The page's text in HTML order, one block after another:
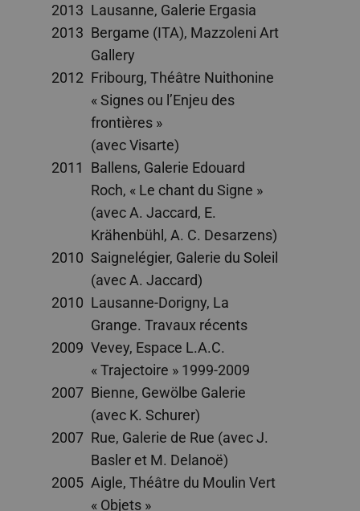
2013 Lausanne, Galerie Ergasia
2013 Bergame (ITA), Mazzoleni Art
Gallery
2012 Fribourg, Théâtre Nuithonine
« Signes ou l’Enjeu des
frontières »
(avec Visarte)
2011
Ballens, Galerie Edouard
Roch, « Le chant du Signe »
(avec A. Jaccard, E.
Krähenbühl, A. C. Desarzens)
2010 Saignelégier, Galerie du Soleil
(avec A. Jaccard)
2010 Lausanne-Dorigny, La
Grange. Travaux récents
2009 Vevey, Espace L.A.C.
« Trajectoire » 1999-2009
2007 Bienne, Gewölbe Galerie
(avec K. Schurer)
2007 Rue, Galerie de Rue (avec J.
Basler et M. Delanoë)
2005 Aigle, Théâtre du Moulin Vert
« Objets »